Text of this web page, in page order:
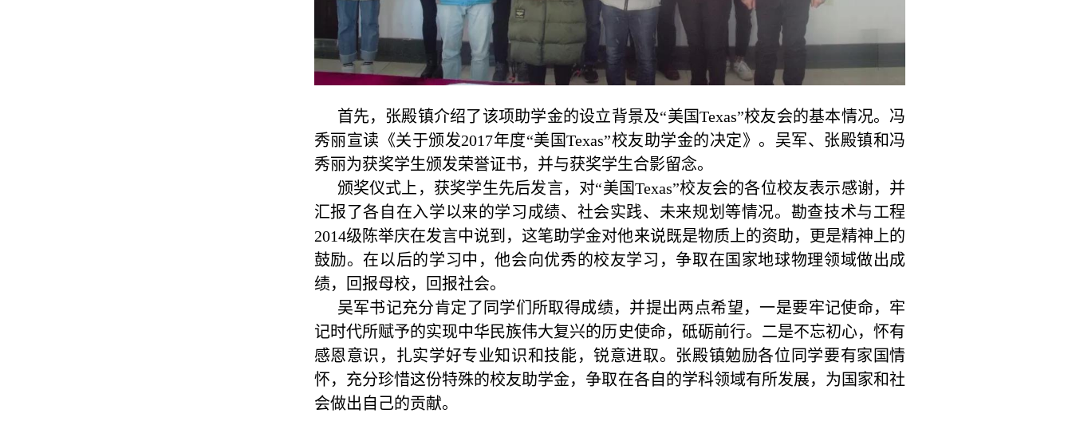
首先，张殿镇介绍了该项助学金的设立背景及“美国Texas”校友会的基本情况。冯
秀丽宣读《关于颁发2017年度“美国Texas”校友助学金的决定》。吴军、张殿镇和冯
秀丽为获奖学生颁发荣誉证书， 并与获奖学生合影留念。
颁奖仪式上，获奖学生先后发言，对“美国Texas”校友会的各位校友表示感谢，并
汇报了各自在入学以来的学习成绩、社会实践、未来规划等情况。勘查技术与工程
2014级陈举庆在发言中说到，这笔助学金对他来说既是物质上的资助，更是精神上的
鼓励。在以后的学习中，他会向优秀的校友学习，争取在国家地球物理领域做出成
绩，回报母校，回报社会。
吴军书记充分肯定了同学们所取得成绩，并提出两点希望，一是要牢记使命，牢
记时代所赋予的实现中华民族伟大复兴的历史使命，砥砺前行。二是不忘初心，怀有
感恩意识， 扎实学好专业知识和技能，锐意进取。 张殿镇勉励各位同学要有家国情
怀， 充分珍惜这份特殊的校友助学金，争取在各自的学科领域有所发展，为国家和社
会做出 自己的贡献。